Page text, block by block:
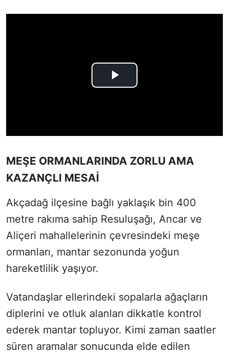
MEŞE ORMANLARINDA ZORLU AMA
KAZANÇLI MESAİ
Akçadağ ilçesine bağlı yaklaşık bin 400
metre rakıma sahip Resuluşağı, Ancar ve
Aliçeri mahallelerinin çevresindeki meşe
ormanları, mantar sezonunda yoğun
hareketlilik yaşıyor.
Vatandaşlar ellerindeki sopalarla ağaçların
diplerini ve otluk alanları dikkatle kontrol
ederek mantar topluyor. Kimi zaman saatler
süren aramalar sonucunda elde edilen